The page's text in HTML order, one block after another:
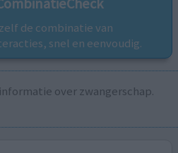
de combinatie van
snel en eenvoudig.
over zwangerschap.